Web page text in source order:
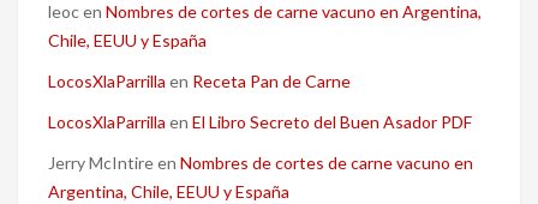
leocen Nombres de cortes de carne vacuno en Argentina,
Chile, EEUU y España
LocosXlaParrilla en Receta Pan de Carne
LocosXlaParrilla en El Libro Secreto del Buen Asador PDF
Jerry McIntireen Nombres de cortes de carne vacuno en
Argentina, Chile, EEUU y España